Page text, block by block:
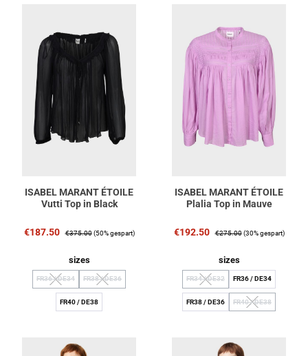
ISABEL MARANT ÉTOILE
Vutti Top in Black
Verkaufspreis:
€187.50 Regulärer Preis:
€375.00 (50% gespart)
sizesauswählen
FR36 / DE34
(Diese Option ist zurzeit nicht verfügbar.)
FR38 / DE36
(Diese Option ist zurzeit nicht verfügbar.)
FR40 / DE38
ISABEL MARANT ÉTOILE
Plalia Top in Mauve
Verkaufspreis:
€192.50 Regulärer Preis:
€275.00 (30% gespart)
sizesauswählen
FR34 / DE32
(Diese Option ist zurzeit nicht
FR36 / DE34
FR38 / DE36 FR40 / DE38
(Diese Option ist